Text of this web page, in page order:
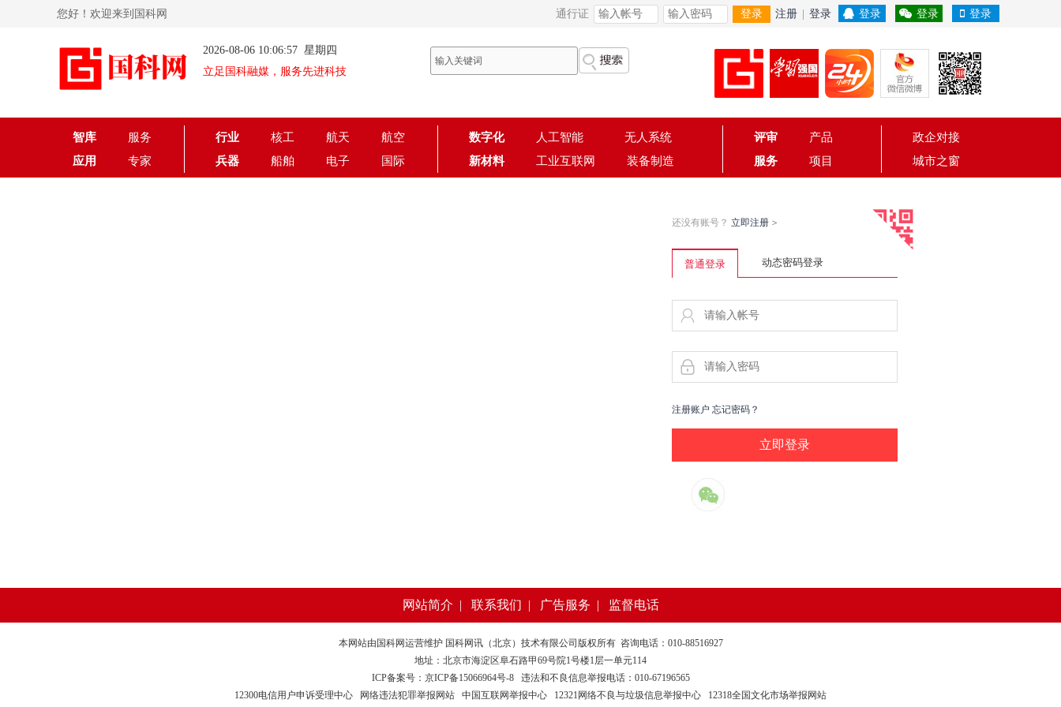
您好！欢迎来到国科网 通行证 登录 注册 登录 登录 登录 登录
2026-08-06 10:06:57 星期四
立足国科融媒，服务先进科技
智库
服务
应用
专家
行业 核工 航天
航空
兵器
船舶 电子 国际
数字化 人工智能
无人系统
新材料
工业互联网 装备制造
评审
产品
服务
项目
政企对接
城市之窗
还没有账号？ 立即注册 >
普通登录 动态密码登录
注册账户 忘记密码？
网站简介 | 联系我们 | 广告服务 | 监督电话
本网站由 国科网运营维护 国科网讯（北京）技术有限公司版权所有 咨询电话：010-88516927
地址：北京市海淀区阜石路甲69号院1号楼1层一单元114
ICP备案号：京ICP备15066964号-8违法和不良信息举报电话：010-67196565
12300电信用户申诉受理中心
网络违法犯罪举报网站 中国互联网举报中心 12321网络不良与垃圾信息举报中心 12318全国文化市场举报网站